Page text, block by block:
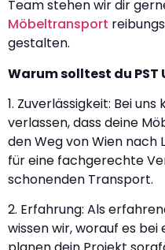
Team stehen wir dir
Möbeltransport
gestalten.
Warum solltest du
1. Zuverlässigkeit: Bei
verlassen, dass deine
den Weg von Wien nach
für eine fachgerechte
schonenden Transport.
2. Erfahrung: Als
wissen wir, worauf es